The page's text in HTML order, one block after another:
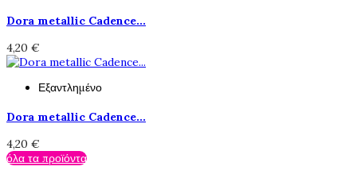
Dora metallic Cadence...
4,20 €
Εξαντλημένο
Dora metallic Cadence...
4,20 €
όλα τα προϊόντα